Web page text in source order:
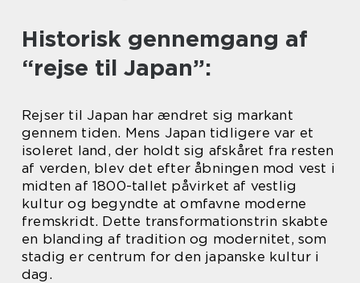
Historisk gennemgang af
“rejse til Japan”:
Rejser til Japan har ændret sig markant
gennem tiden. Mens Japan tidligere var et
isoleret land, der holdt sig afskåret fra resten
af verden, blev det efter åbningen mod vest i
midten af 1800-tallet påvirket af vestlig
kultur og begyndte at omfavne moderne
fremskridt. Dette transformationstrin skabte
en blanding af tradition og modernitet, som
stadig er centrum for den japanske kultur i
dag.